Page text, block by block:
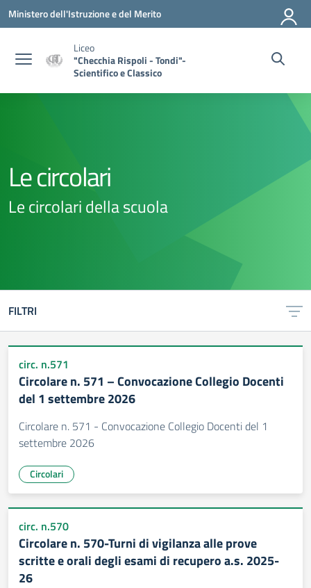
Vai ai contenuti
Vai al menu di navigazione
Vai al footer
Ministero dell'Istruzione e del Merito
Liceo
"Checchia Rispoli - Tondi"-
Scientifico e Classico
Le circolari
Le circolari della scuola
FILTRI
circ. n.571
Circolare n. 571 – Convocazione Collegio Docenti
del 1 settembre 2026
Circolare n. 571 - Convocazione Collegio Docenti del 1
settembre 2026
Circolari
circ. n.570
Circolare n. 570-Turni di vigilanza alle prove
scritte e orali degli esami di recupero a.s. 2025-
26